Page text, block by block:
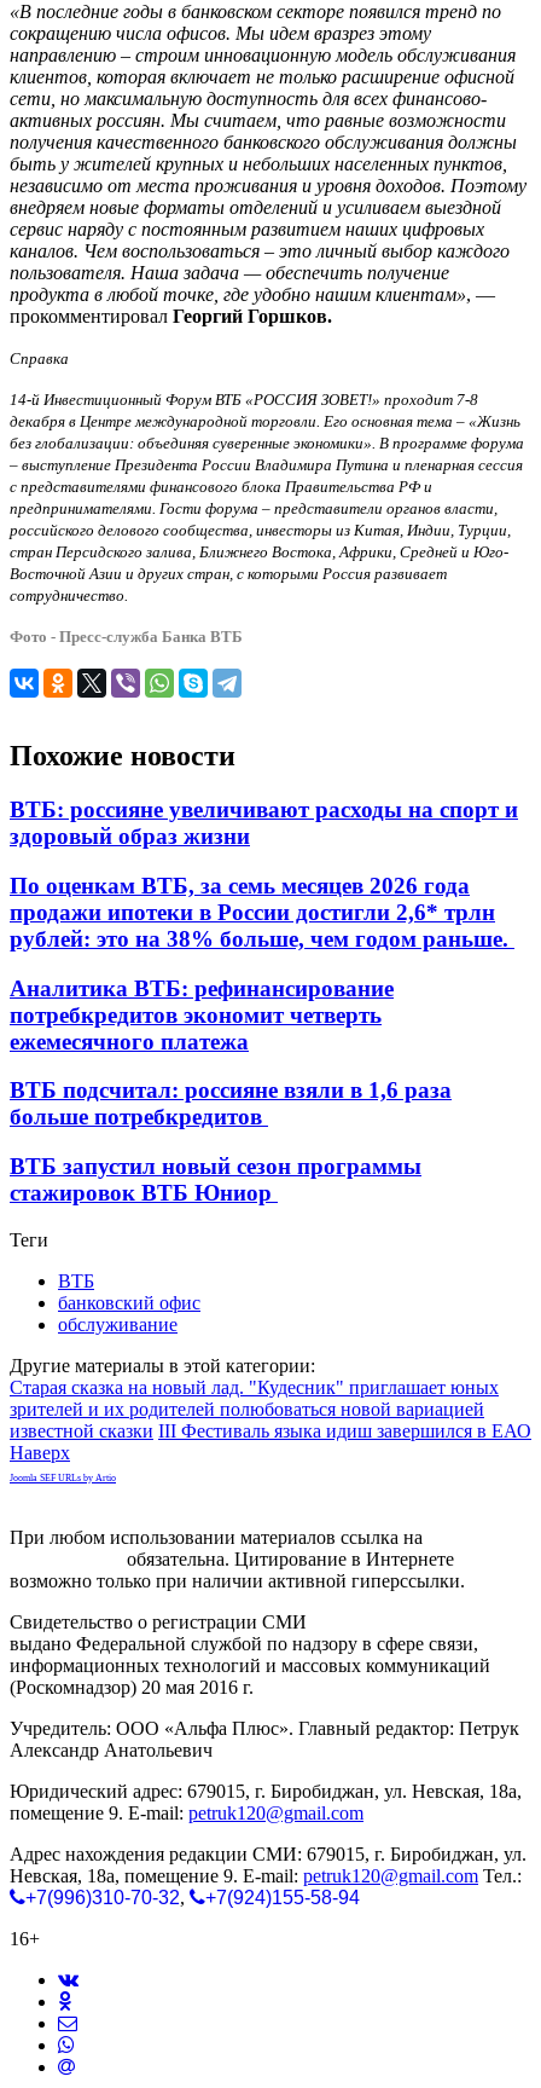
«В последние годы в банковском секторе появился тренд по
сокращению числа офисов. Мы идем вразрез этому
направлению – строим инновационную модель обслуживания
клиентов, которая включает не только расширение офисной
сети, но максимальную доступность для всех финансово-
активных россиян. Мы считаем, что равные возможности
получения качественного банковского обслуживания должны
быть у жителей крупных и небольших населенных пунктов,
независимо от места проживания и уровня доходов. Поэтому
внедряем новые форматы отделений и усиливаем выездной
сервис наряду с постоянным развитием наших цифровых
каналов. Чем воспользоваться – это личный выбор каждого
пользователя. Наша задача — обеспечить получение
продукта в любой точке, где удобно нашим клиентам», —
прокомментировал Георгий Горшков.
Справка
14-й Инвестиционный Форум ВТБ «РОССИЯ ЗОВЕТ!» проходит 7-8
декабря в Центре международной торговли. Его основная тема – «Жизнь
без глобализации: объединяя суверенные экономики». В программе форума
– выступление Президента России Владимира Путина и пленарная сессия
с представителями финансового блока Правительства РФ и
предпринимателями. Гости форума – представители органов власти,
российского делового сообщества, инвесторы из Китая, Индии, Турции,
стран Персидского залива, Ближнего Востока, Африки, Средней и Юго-
Восточной Азии и других стран, с которыми Россия развивает
сотрудничество.
Фото - Пресс-служба Банка ВТБ
Похожие новости
ВТБ: россияне увеличивают расходы на спорт и
здоровый образ жизни
По оценкам ВТБ, за семь месяцев 2026 года
продажи ипотеки в России достигли 2,6* трлн
рублей: это на 38% больше, чем годом раньше.
Аналитика ВТБ: рефинансирование
потребкредитов экономит четверть
ежемесячного платежа
ВТБ подсчитал: россияне взяли в 1,6 раза
больше потребкредитов
ВТБ запустил новый сезон программы
стажировок ВТБ Юниор
Теги
ВТБ
банковский офис
обслуживание
Другие материалы в этой категории:
Старая сказка на новый лад. "Кудесник" приглашает юных
зрителей и их родителей полюбоваться новой вариацией
известной сказки III Фестиваль языка идиш завершился в ЕАО
Наверх
Joomla SEF URLs by Artio
При любом использовании материалов ссылка на
обязательна. Цитирование в Интернете
возможно только при наличии активной гиперссылки.
Свидетельство о регистрации СМИ
выдано Федеральной службой по надзору в сфере связи,
информационных технологий и массовых коммуникаций
(Роскомнадзор) 20 мая 2016 г.
Учредитель: ООО «Альфа Плюс». Главный редактор: Петрук
Александр Анатольевич
Юридический адрес: 679015, г. Биробиджан, ул. Невская, 18а,
помещение 9. E-mail: petruk120@gmail.com
Адрес нахождения редакции СМИ: 679015, г. Биробиджан, ул.
Невская, 18а, помещение 9. E-mail: petruk120@gmail.com Тел.:
+7(996)310-70-32,
+7(924)155-58-94
16+